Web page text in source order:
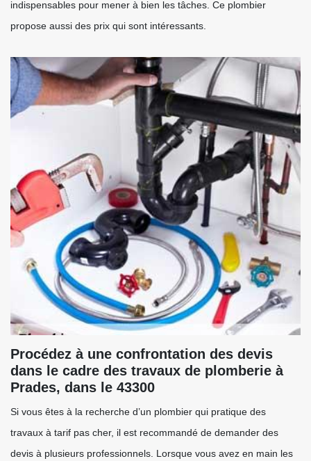
indispensables pour mener à bien les tâches. Ce plombier
propose aussi des prix qui sont intéressants.
Procédez à une confrontation des devis
dans le cadre des travaux de plomberie à
Prades, dans le 43300
Si vous êtes à la recherche d’un plombier qui pratique des
travaux à tarif pas cher, il est recommandé de demander des
devis à plusieurs professionnels. Lorsque vous avez en main les